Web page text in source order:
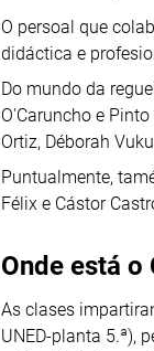
O persoal que
didáctica e
Do mundo da
O'Caruncho e
Ortiz, Déborah
Puntualmente,
Félix e Cástor
Onde está o
As clases
UNED-planta 5.ª),